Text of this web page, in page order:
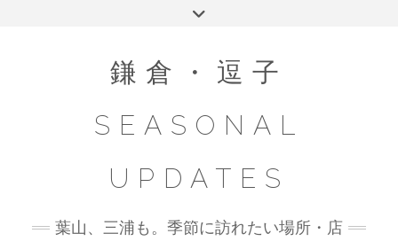
鎌倉・逗子
SEASONAL
UPDATES
葉山、三浦も。季節に訪れたい場所・店